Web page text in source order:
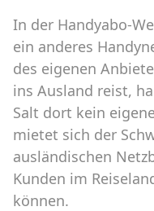
In der Handyabo-
ein anderes
des eigenen
ins Ausland reist,
Salt dort kein
mietet sich der
ausländischen
Kunden im
können.